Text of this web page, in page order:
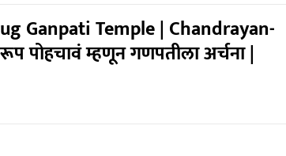
Ganpati Temple | Chandrayan-
पोहचावं म्हणून गणपतीला अर्चना |